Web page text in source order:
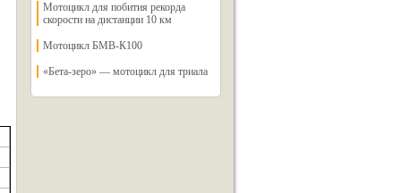
Мотоцикл для побития рекорда
скорости на дистанции 10 км
Мотоцикл БМВ-К100
«Бета-зеро» — мотоцикл для триала